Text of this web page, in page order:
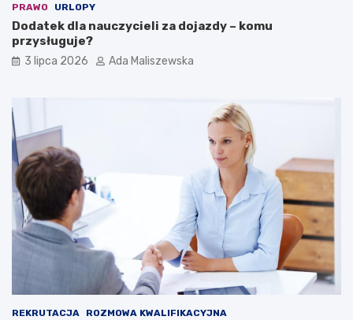
PRAWO URLOPY
Dodatek dla nauczycieli za dojazdy – komu
przysługuje?
3 lipca 2026 Ada Maliszewska
REKRUTACJA ROZMOWA KWALIFIKACYJNA